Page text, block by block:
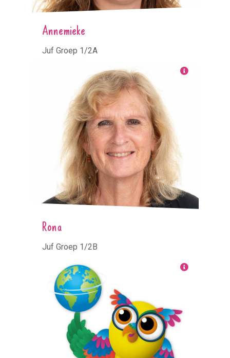
Annemieke
Juf Groep 1/2A
Rona
Juf Groep 1/2B